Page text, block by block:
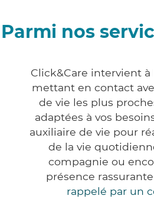
Parmi nos
Click&Care intervient à
mettant en contact
de vie les plus
adaptées à vos
auxiliaire de vie pour
de la vie
compagnie ou
présence
rappelé par un